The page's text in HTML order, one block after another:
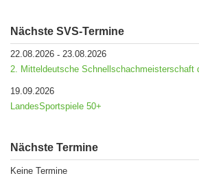
Nächste SVS-Termine
22.08.2026 - 23.08.2026
2. Mitteldeutsche Schnellschachmeisterschaft
19.09.2026
LandesSportspiele 50+
Nächste Termine
Keine Termine